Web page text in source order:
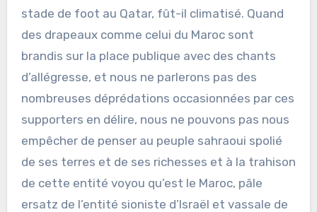
stade de foot au Qatar, fût-il climatisé. Quand
des drapeaux comme celui du Maroc sont
brandis sur la place publique avec des chants
d’allégresse, et nous ne parlerons pas des
nombreuses déprédations occasionnées par ces
supporters en délire, nous ne pouvons pas nous
empêcher de penser au peuple sahraoui spolié
de ses terres et de ses richesses et à la trahison
de cette entité voyou qu’est le Maroc, pâle
ersatz de l’entité sioniste d’Israël et vassale de